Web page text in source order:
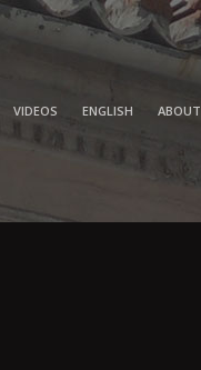
VIDEOS ENGLISH ABOUT